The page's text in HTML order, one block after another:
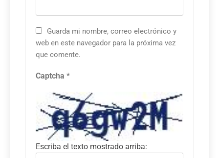
Guarda mi nombre, correo electrónico y
web en este navegador para la próxima vez
que comente.
Captcha *
Escriba el texto mostrado arriba: